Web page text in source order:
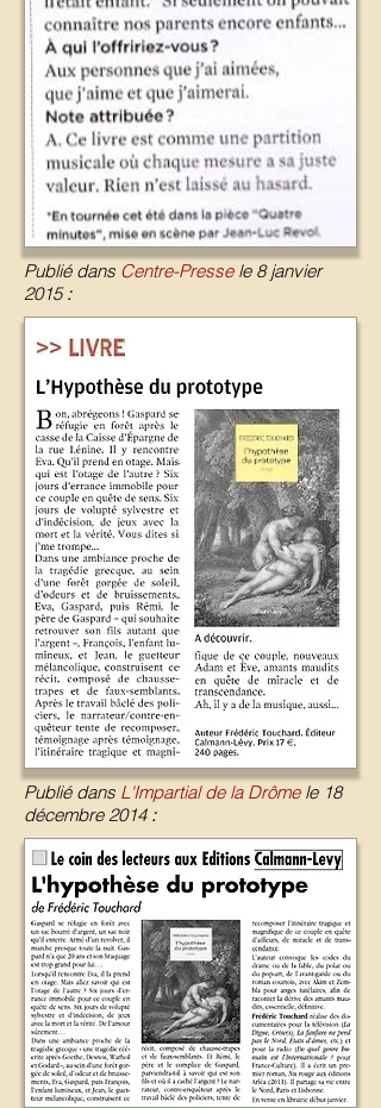
Publié dans Centre-Pressele 8 janvier
2015:
Publié dans L'Impartial de la Drômele 18
décembre 2014: